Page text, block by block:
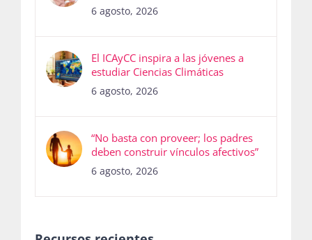
6 agosto, 2026
El ICAyCC inspira a las jóvenes a
estudiar Ciencias Climáticas
6 agosto, 2026
“No basta con proveer; los padres
deben construir vínculos afectivos”
6 agosto, 2026